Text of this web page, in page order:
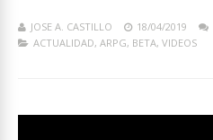
JOSE A. CASTILLO 18/04/2019
ACTUALIDAD, ARPG, BETA, VIDEOS